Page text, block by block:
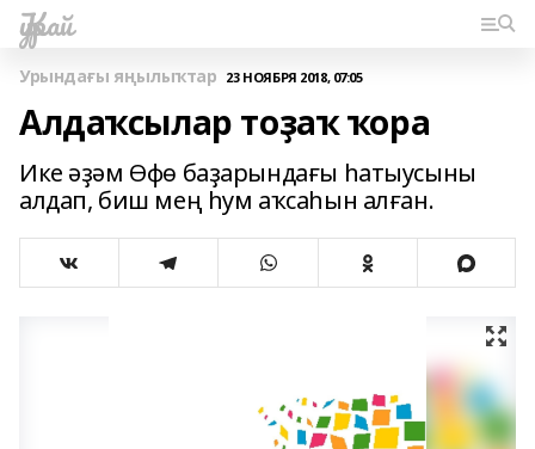
Ҡурай
Урындағы яңылыҡтар 23 НОЯБРЯ 2018, 07:05
Алдаҡсылар тоҙаҡ ҡора
Ике әҙәм Өфө баҙарындағы һатыусыны
алдап, биш мең һум аҡсаһын алған.